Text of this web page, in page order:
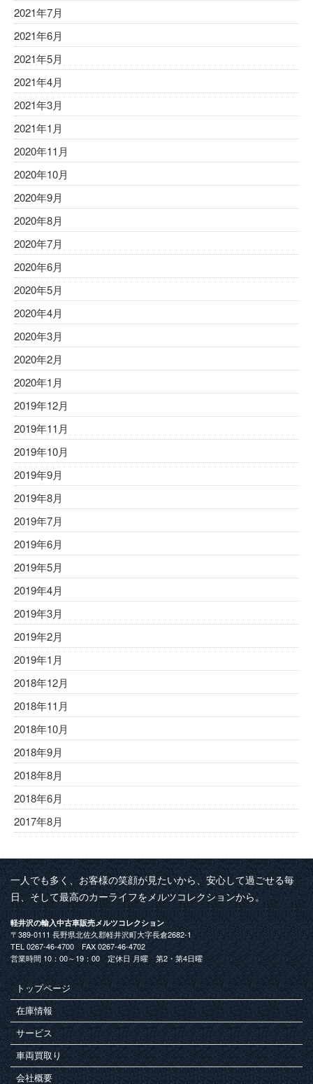
2021年7月
2021年6月
2021年5月
2021年4月
2021年3月
2021年1月
2020年11月
2020年10月
2020年9月
2020年8月
2020年7月
2020年6月
2020年5月
2020年4月
2020年3月
2020年2月
2020年1月
2019年12月
2019年11月
2019年10月
2019年9月
2019年8月
2019年7月
2019年6月
2019年5月
2019年4月
2019年3月
2019年2月
2019年1月
2018年12月
2018年11月
2018年10月
2018年9月
2018年8月
2018年6月
2017年8月
一人でも多く、お客様の笑顔が見たいから、安心して過ごせる毎
日、そして最高のカーライフをメルツコレクションから。
軽井沢の輸入中古車販売メルツコレクション
〒389-0111 長野県北佐久郡軽井沢町大字長倉2682-1
TEL 0267-46-4700 FAX 0267-46-4702
営業時間 10：00～19：00 定休日 月曜 第2・第4日曜
トップページ
在庫情報
サービス
車両買取り
会社概要